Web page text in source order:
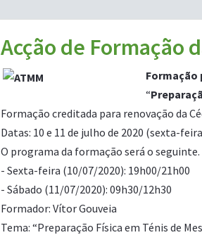
Acção de Formação
Formação
“
Formação creditada para renovação da
Datas: 10 e 11 de julho de 2020 (sexta-
O programa da formação será o seguinte.
- Sexta-feira (10/07/2020): 19h00/21h00
- Sábado (11/07/2020): 09h30/12h30
Formador: Vítor Gouveia
Tema: “Preparação Física em Ténis de